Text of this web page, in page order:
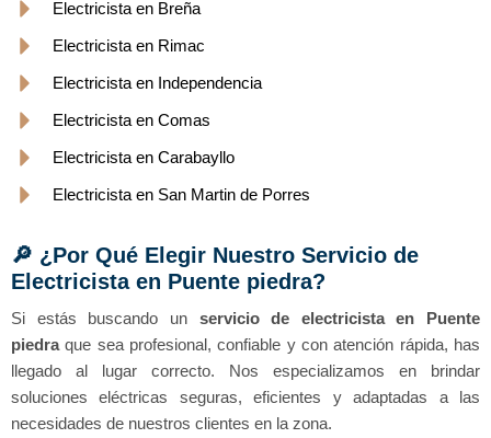
Electricista en Breña
Electricista en Rimac
Electricista en Independencia
Electricista en Comas
Electricista en Carabayllo
Electricista en San Martin de Porres
🔎 ¿Por Qué Elegir Nuestro Servicio de
Electricista en Puente piedra?
Si estás buscando un servicio de electricista en Puente
piedraque sea profesional, confiable y con atención rápida, has
llegado al lugar correcto. Nos especializamos en brindar
soluciones eléctricas seguras, eficientes y adaptadas a las
necesidades de nuestros clientes en la zona.